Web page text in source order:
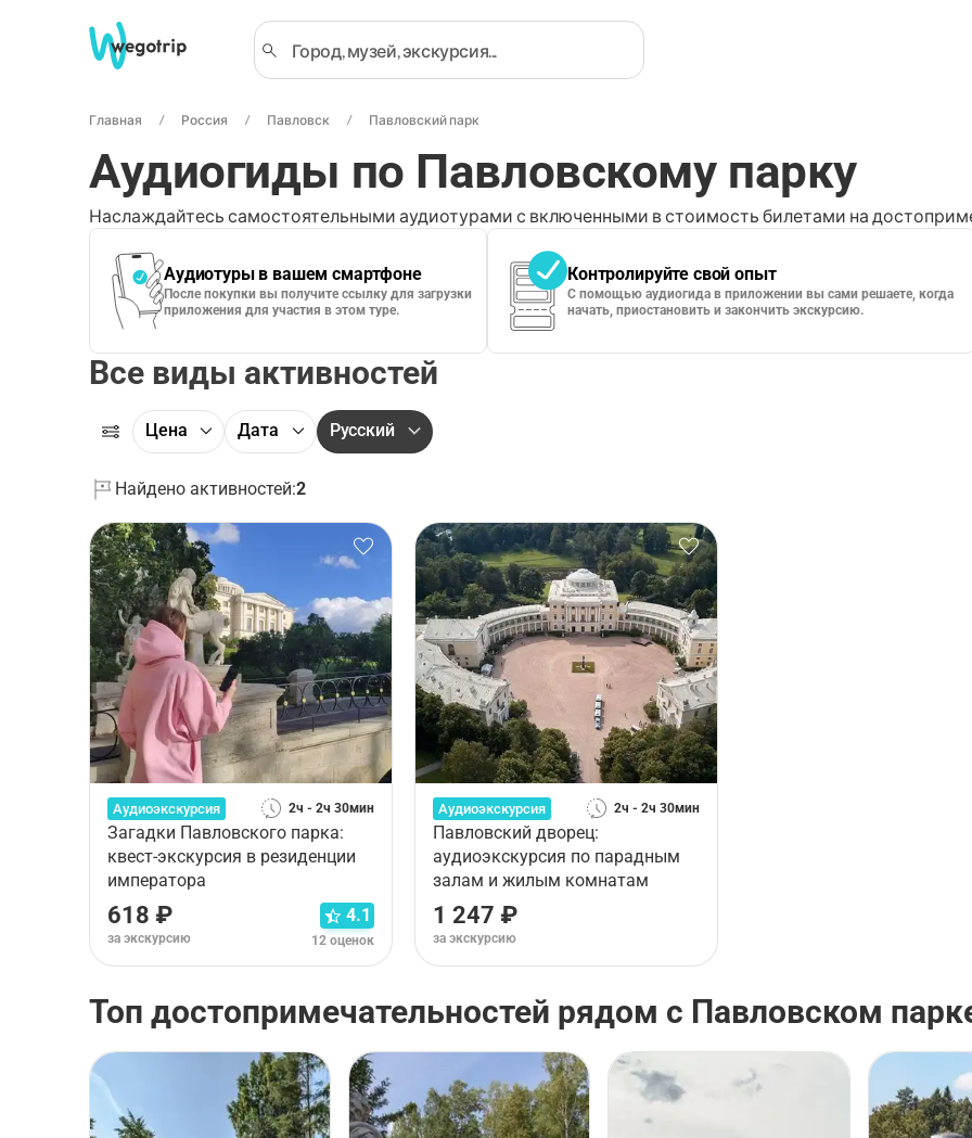
Главная Россия Павловск Павловский парк
Аудиогиды по Павловскому парку
Наслаждайтесь самостоятельными аудиотурами с включенными в стоимость билетами на
Аудиотуры в вашем смартфоне
После покупки вы получите ссылку для загрузки
приложения для участия в этом туре.
Контролируйте свой опыт
С помощью аудиогида в приложении вы сами решаете, когда
начать, приостановить и закончить экскурсию.
Все виды активностей
Цена Дата Русский
Найдено активностей:2
Аудиоэкскурсия 2ч - 2ч 30мин
Загадки Павловского парка:
квест-экскурсия в резиденции
императора
618 ₽
за экскурсию
4.1
12 оценок
Аудиоэкскурсия 2ч - 2ч 30мин
Павловский дворец:
аудиоэкскурсия по парадным
залам и жилым комнатам
1 247 ₽
за экскурсию
Топ достопримечательностей рядом с Павловском